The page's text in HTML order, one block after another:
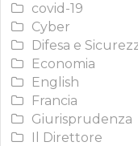
covid-19
Cyber
Difesa e
Economia
English
Francia
Giurisprudenza
Il Direttore